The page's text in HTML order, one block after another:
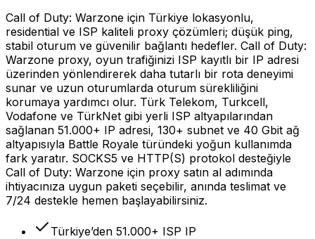
Call of Duty: Warzone için Türkiye lokasyonlu,
residential ve ISP kaliteli proxy çözümleri; düşük ping,
stabil oturum ve güvenilir bağlantı hedefler. Call of Duty:
Warzone proxy, oyun trafiğinizi ISP kayıtlı bir IP adresi
üzerinden yönlendirerek daha tutarlı bir rota deneyimi
sunar ve uzun oturumlarda oturum sürekliliğini
korumaya yardımcı olur. Türk Telekom, Turkcell,
Vodafone ve TürkNet gibi yerli ISP altyapılarından
sağlanan 51.000+ IP adresi, 130+ subnet ve 40 Gbit ağ
altyapısıyla Battle Royale türündeki yoğun kullanımda
fark yaratır. SOCKS5 ve HTTP(S) protokol desteğiyle
Call of Duty: Warzone için proxy satın al adımında
ihtiyacınıza uygun paketi seçebilir, anında teslimat ve
7/24 destekle hemen başlayabilirsiniz.
Türkiye’den 51.000+ ISP IP